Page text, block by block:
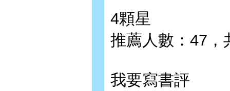
4顆星
推薦人數：47，
我要寫書評